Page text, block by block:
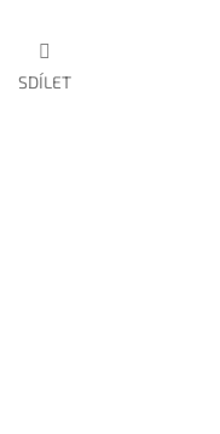
SDÍLET